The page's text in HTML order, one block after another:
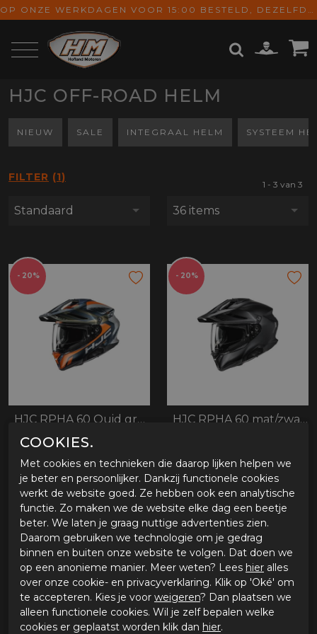
OP ONZE WERKDAGEN VOOR 15:00 BESTELD, DEZELFDE DAG VERZONDEN! GRATIS VERZENDING VANAF € 65,-
HJC OFF-ROAD HELM
NIEUW SALE INTEGRAAL HELM SYSTEEM
FILTER 1
Standaard
1 - 3 van 3
36 items
- 20%
HJC RPHA 60 Quid groen/oranje
€ 549,94 € 439,96
- 20%
HJC RPHA 60 mat/zwart
- 20%
COOKIES.
Met cookies en technieken die daarop lijken helpen we
je beter en persoonlijker. Dankzij functionele cookies
werkt de website goed. Ze hebben ook een analytische
functie. Zo maken we de website elke dag een beetje
beter. We laten je graag nuttige advertenties zien.
Daarom gebruiken we technologie om je gedrag
binnen en buiten onze website te volgen. Dat doen we
op een anonieme manier. Meer weten? Lees hier alles
over onze cookie- en privacyverklaring. Klik op 'Oké' om
te accepteren. Kies je voor weigeren? Dan plaatsen we
alleen functionele cookies. Wil je zelf bepalen welke
cookies er geplaatst worden klik dan hier.